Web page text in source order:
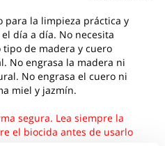
para la limpieza práctica y
día a día. No necesita
de madera y cuero
No engrasa la madera ni
No engrasa el cuero ni
miel y jazmín.
segura. Lea siempre la
el biocida antes de usarlo